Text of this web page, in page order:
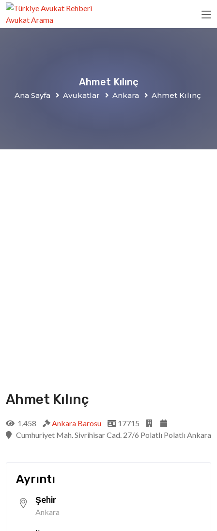
Ahmet Kılınç
Ana Sayfa Avukatlar Ankara Ahmet Kılınç
Ahmet Kılınç
1,458 Ankara Barosu
17715
Cumhuriyet Mah. Sivrihisar Cad. 27/6 Polatlı Polatlı Ankara
Ayrıntı
Şehir
Ankara